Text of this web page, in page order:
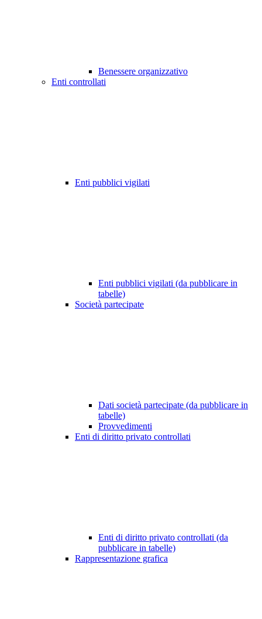
Benessere organizzativo
Enti controllati
Enti pubblici vigilati
Enti pubblici vigilati (da pubblicare in
tabelle)
Società partecipate
Dati società partecipate (da pubblicare in
tabelle)
Provvedimenti
Enti di diritto privato controllati
Enti di diritto privato controllati (da
pubblicare in tabelle)
Rappresentazione grafica